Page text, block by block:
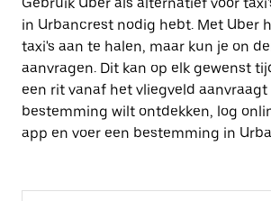
in Urbancrest nodig hebt. Met Uber
taxi's aan te halen, maar kun je on
aanvragen. Dit kan op elk gewenst
een rit vanaf het vliegveld
bestemming wilt ontdekken, log
app en voer een bestemming in